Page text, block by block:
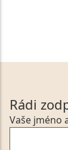
Rádi
Vaše jméno